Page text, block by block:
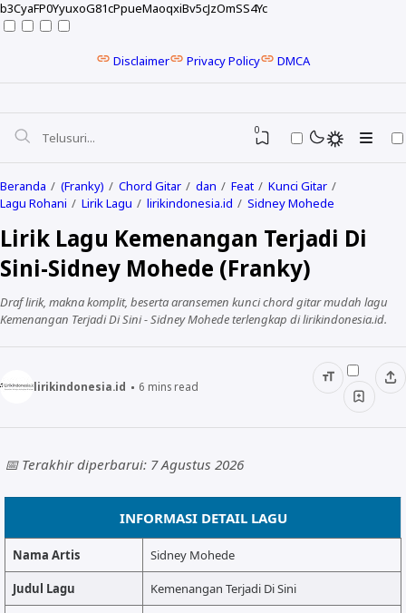
b3CyaFP0YyuxoG81cPpueMaoqxiBv5cJzOmSS4Yc
Disclaimer Privacy Policy DMCA
0
Beranda (Franky) Chord Gitar dan Feat
Kunci Gitar
Lagu Rohani
Lirik Lagu lirikindonesia.id Sidney Mohede
Lirik Lagu Kemenangan Terjadi Di
Sini-Sidney Mohede (Franky)
Draf lirik, makna komplit, beserta aransemen kunci chord gitar mudah lagu
Kemenangan Terjadi Di Sini - Sidney Mohede terlengkap di lirikindonesia.id.
lirikindonesia.id 6 mins read
📅 Terakhir diperbarui: 7 Agustus 2026
INFORMASI DETAIL LAGU
Nama Artis Sidney Mohede
Judul Lagu Kemenangan Terjadi Di Sini